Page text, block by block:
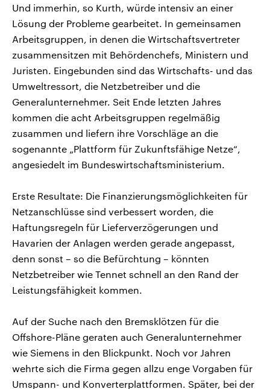
Und immerhin, so Kurth, würde intensiv an einer
Lösung der Probleme gearbeitet. In gemeinsamen
Arbeitsgruppen, in denen die Wirtschaftsvertreter
zusammensitzen mit Behördenchefs, Ministern und
Juristen. Eingebunden sind das Wirtschafts- und das
Umweltressort, die Netzbetreiber und die
Generalunternehmer. Seit Ende letzten Jahres
kommen die acht Arbeitsgruppen regelmäßig
zusammen und liefern ihre Vorschläge an die
sogenannte „Plattform für Zukunftsfähige Netze“,
angesiedelt im Bundeswirtschaftsministerium.
Erste Resultate: Die Finanzierungsmöglichkeiten für
Netzanschlüsse sind verbessert worden, die
Haftungsregeln für Lieferverzögerungen und
Havarien der Anlagen werden gerade angepasst,
denn sonst – so die Befürchtung – könnten
Netzbetreiber wie Tennet schnell an den Rand der
Leistungsfähigkeit kommen.
Auf der Suche nach den Bremsklötzen für die
Offshore-Pläne geraten auch Generalunternehmer
wie Siemens in den Blickpunkt. Noch vor Jahren
wehrte sich die Firma gegen allzu enge Vorgaben für
Umspann- und Konverterplattformen. Später, bei der